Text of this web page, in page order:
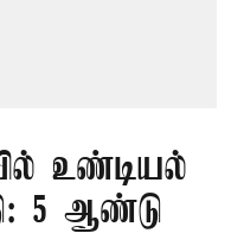
உண்டியல்
5 ஆண்டு